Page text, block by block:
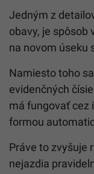
Jedným z
obavy, je spôsob
na novom úseku
Namiesto toho
evidenčných
má fungovať cez
formou
Práve to zvyšuje
nejazdia